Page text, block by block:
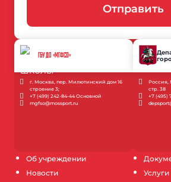
Об учреждении
Новости
Услуги
Отправить
ГБУ ДО «МГФСО»
г. Москва, пер. Милютинский дом 16
строение 3;
+7 (499) 242-84-44 Основной
mgfso@mossport.ru
Россия,
стр. 38
+7 (495)